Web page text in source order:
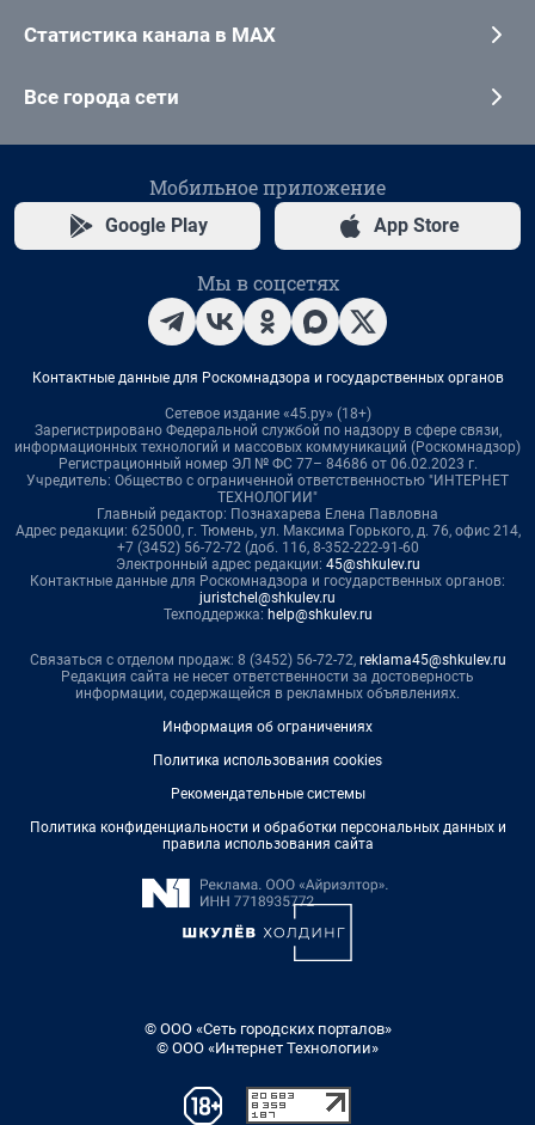
Статистика канала в MAX
Все города сети
Мобильное приложение
Google Play App Store
Мы в соцсетях
Контактные данные для Роскомнадзора и государственных органов
Сетевое издание «45.ру» (18+)
Зарегистрировано Федеральной службой по надзору в сфере связи,
информационных технологий и массовых коммуникаций (Роскомнадзор)
Регистрационный номер ЭЛ № ФС 77– 84686 от 06.02.2023 г.
Учредитель: Общество с ограниченной ответственностью "ИНТЕРНЕТ
ТЕХНОЛОГИИ"
Главный редактор: Познахарева Елена Павловна
Адрес редакции: 625000, г. Тюмень, ул. Максима Горького, д. 76, офис 214,
+7 (3452) 56-72-72 (доб. 116, 8-352-222-91-60
Электронный адрес редакции: 45@shkulev.ru
Контактные данные для Роскомнадзора и государственных органов:
juristchel@shkulev.ru
Техподдержка: help@shkulev.ru
Связаться с отделом продаж: 8 (3452) 56-72-72, reklama45@shkulev.ru
Редакция сайта не несет ответственности за достоверность
информации, содержащейся в рекламных объявлениях.
Информация об ограничениях
Политика использования cookies
Рекомендательные системы
Политика конфиденциальности и обработки персональных данных и
правила использования сайта
© ООО «Сеть городских порталов»
© ООО «Интернет Технологии»